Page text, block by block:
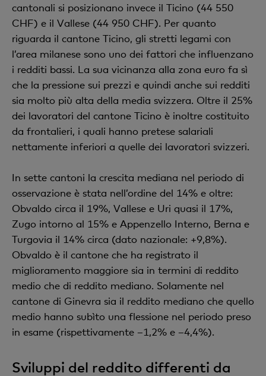
cantonali si posizionano invece il Ticino (44 550
CHF) e il Vallese (44 950 CHF). Per quanto
riguarda il cantone Ticino, gli stretti legami con
l’area milanese sono uno dei fattori che influenzano
i redditi bassi. La sua vicinanza alla zona euro fa sì
che la pressione sui prezzi e quindi anche sui redditi
sia molto più alta della media svizzera. Oltre il 25%
dei lavoratori del cantone Ticino è inoltre costituito
da frontalieri, i quali hanno pretese salariali
nettamente inferiori a quelle dei lavoratori svizzeri.
In sette cantoni la crescita mediana nel periodo di
osservazione è stata nell’ordine del 14% e oltre:
Obvaldo circa il 19%, Vallese e Uri quasi il 17%,
Zugo intorno al 15% e Appenzello Interno, Berna e
Turgovia il 14% circa (dato nazionale: +9,8%).
Obvaldo è il cantone che ha registrato il
miglioramento maggiore sia in termini di reddito
medio che di reddito mediano. Solamente nel
cantone di Ginevra sia il reddito mediano che quello
medio hanno subìto una flessione nel periodo preso
in esame (rispettivamente –1,2% e –4,4%).
Sviluppi del reddito differenti da